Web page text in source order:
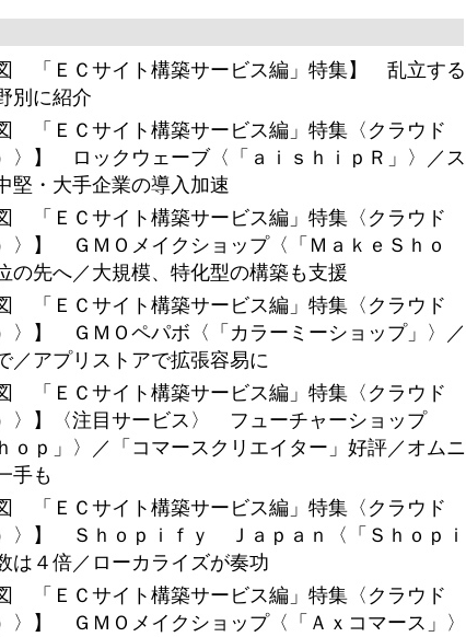
図 「ＥＣサイト構築サービス編」特集】 乱立する
別に紹介
「ＥＣサイト構築サービス編」特集〈クラウド
〉】 ロックウェーブ〈「ａｉｓｈｉｐＲ」〉／ス
堅・大手企業の導入加速
「ＥＣサイト構築サービス編」特集〈クラウド
〉】 ＧＭＯメイクショップ〈「ＭａｋｅＳｈｏ
の先へ／大規模、特化型の構築も支援
「ＥＣサイト構築サービス編」特集〈クラウド
〉】 ＧＭＯペパボ〈「カラーミーショップ」〉／
／アプリストアで拡張容易に
「ＥＣサイト構築サービス編」特集〈クラウド
〉】〈注目サービス〉 フューチャーショップ
ｏｐ」〉／「コマースクリエイター」好評／オムニ
手も
「ＥＣサイト構築サービス編」特集〈クラウド
〉】 Ｓｈｏｐｉｆｙ Ｊａｐａｎ〈「Ｓｈｏｐｉ
は４倍／ローカライズが奏功
「ＥＣサイト構築サービス編」特集〈クラウド
〉】 ＧＭＯメイクショップ〈「Ａｘコマース」〉